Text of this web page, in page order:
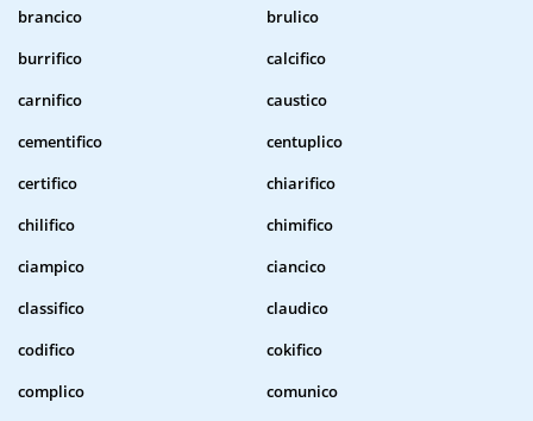
brancico
brulico
burrifico
calcifico
carnifico
caustico
cementifico
centuplico
certifico
chiarifico
chilifico
chimifico
ciampico
ciancico
classifico
claudico
codifico
cokifico
complico
comunico